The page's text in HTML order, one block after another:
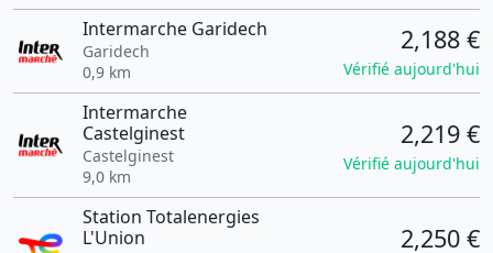
Intermarche Garidech
Garidech
0,9 km
2,188 €
Vérifié aujourd'hui
Intermarche
Castelginest
Castelginest
9,0 km
2,219 €
Vérifié aujourd'hui
Station Totalenergies
L'Union
2,250 €